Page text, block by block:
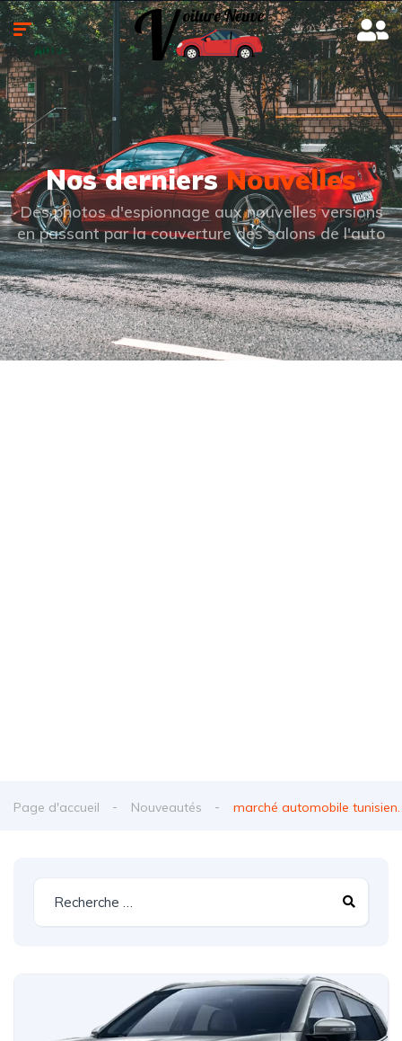
Nos derniersNouvelles
Des photos d'espionnage aux nouvelles versions
en passant par la couverture des salons de l'auto
Page d'accueil Nouveautés marché automobile tunisien.